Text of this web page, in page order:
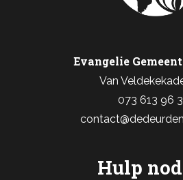
Evangelie
Van
073 613 96
Hulp